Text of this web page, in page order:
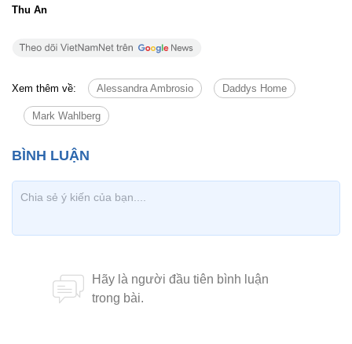
Thu An
Xem thêm về: Alessandra Ambrosio Daddys Home
Mark Wahlberg